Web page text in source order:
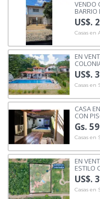
VENDO
BARRIO
US$.
Casas en
EN
US$.
Casas en
CASA
CON
Gs.
Casas en
EN
ESTILO
US$.
Casas en